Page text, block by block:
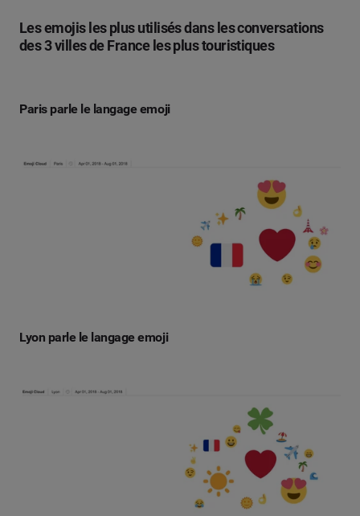
Les emojis les plus utilisés dans les conversations
des 3 villes de France les plus touristiques
Paris parle le langage emoji
Lyon parle le langage emoji